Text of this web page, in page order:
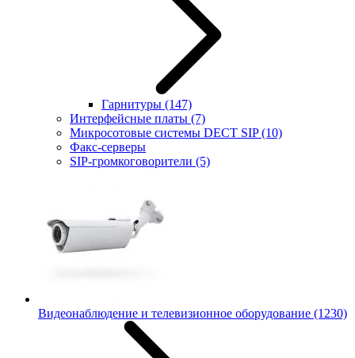
Гарнитуры (147)
Интерфейсные платы (7)
Микросотовые системы DECT SIP(10)
Факс-серверы
SIP-громкоговорители (5)
Видеонаблюдение и телевизионное оборудование (1230)